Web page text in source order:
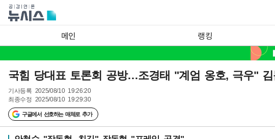
메인 랭킹
국힘 당대표 토론회 공방…조경태 "계엄 옹호, 극우"
기사등록 2025/08/10 19:26:20
최종수정 2025/08/10 19:29:30
구글에서 선호하는 매체로 추가